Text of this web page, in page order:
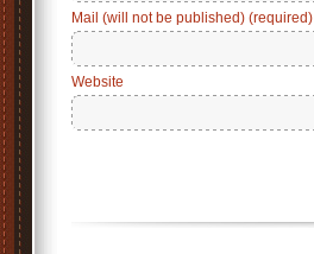
Mail (will not be published) (required)
Website